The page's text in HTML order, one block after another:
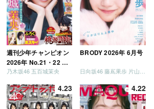
週刊少年チャンピオン
2026年 No.21・22 合
併号
乃木坂46 五百城茉央
BRODY 2026年 6月号
4.23 4.22